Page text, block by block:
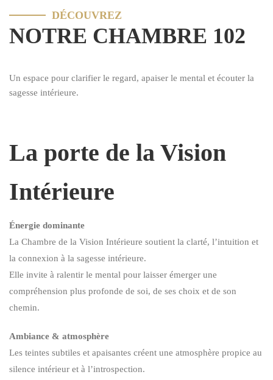
DÉCOUVREZ
NOTRE CHAMBRE 102
Un espace pour clarifier le regard, apaiser le mental et écouter la
sagesse intérieure.
La porte de la Vision
Intérieure
Énergie dominante
La Chambre de la Vision Intérieure soutient la clarté, l’intuition et
la connexion à la sagesse intérieure.
Elle invite à ralentir le mental pour laisser émerger une
compréhension plus profonde de soi, de ses choix et de son
chemin.
Ambiance & atmosphère
Les teintes subtiles et apaisantes créent une atmosphère propice au
silence intérieur et à l’introspection.